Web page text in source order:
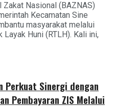
Nasional (BAZNAS)
Kecamatan Sine
masyarakat melalui
Huni (RTLH). Kali ini,
Perkuat Sinergi dengan
Pembayaran ZIS Melalui